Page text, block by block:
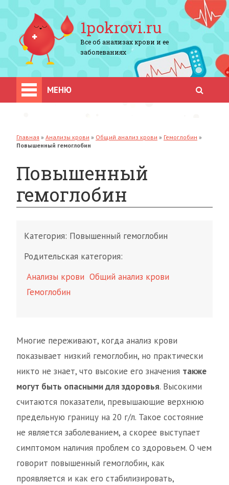
1pokrovi.ru
Все об анализах крови и ее
заболеваниях
МЕНЮ
Главная » Анализы крови » Общий анализ крови » Гемоглобин »
Повышенный гемоглобин
Повышенный
гемоглобин
Категория: Повышенный гемоглобин
Родительская категория:
Анализы крови Общий анализ крови
Гемоглобин
Многие переживают, когда анализ крови
показывает низкий гемоглобин, но практически
никто не знает, что высокие его значения также
могут быть опасными для здоровья. Высокими
считаются показатели, превышающие верхнюю
предельную границу на 20 г/л. Такое состояние
не является заболеванием, а скорее выступает
симптомом наличия проблем со здоровьем. О чем
говорит повышенный гемоглобин, как
проявляется и как его стабилизировать,